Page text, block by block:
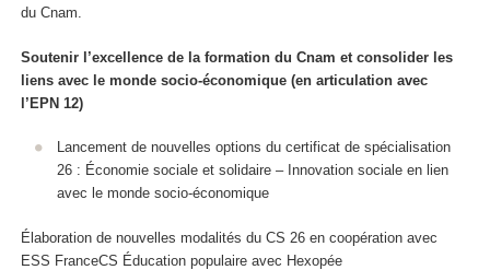
du Cnam.
Soutenir l’excellence de la formation du Cnam et consolider les
liens avec le monde socio-économique (en articulation avec
l’EPN 12)
Lancement de nouvelles options du certificat de spécialisation
26 : Économie sociale et solidaire – Innovation sociale en lien
avec le monde socio-économique
Élaboration de nouvelles modalités du CS 26 en coopération avec
ESS FranceCS Éducation populaire avec Hexopée